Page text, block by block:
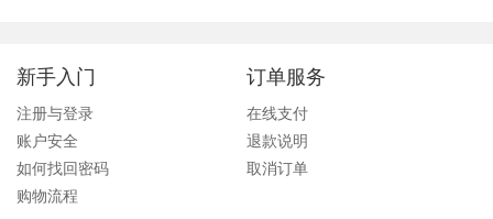
新手入门
注册与登录
账户安全
如何找回密码
购物流程
订单服务
在线支付
退款说明
取消订单